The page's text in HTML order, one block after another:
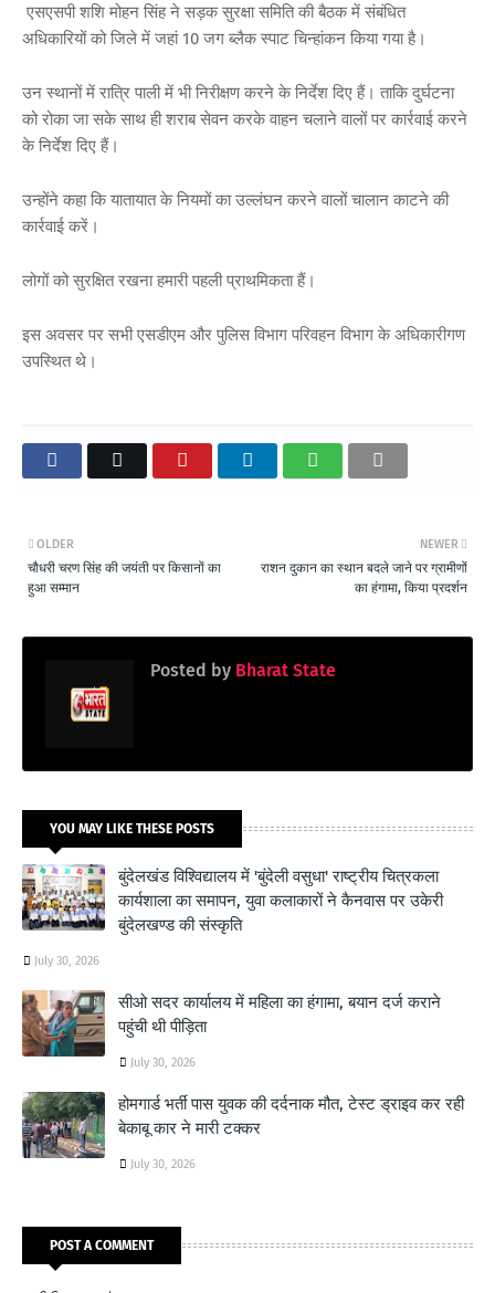
एसएसपी शशि मोहन सिंह ने सड़क सुरक्षा समिति की बैठक में संबंधित
अधिकारियों को जिले में जहां 10 जग ब्लैक स्पाट चिन्हांकन किया गया है।
उन स्थानों में रात्रि पाली में भी निरीक्षण करने के निर्देश दिए हैं। ताकि दुर्घटना
को रोका जा सके साथ ही शराब सेवन करके वाहन चलाने वालों पर कार्रवाई करने
के निर्देश दिए हैं।
उन्होंने कहा कि यातायात के नियमों का उल्लंघन करने वालों चालान काटने की
कार्रवाई करें।
लोगों को सुरक्षित रखना हमारी पहली प्राथमिकता हैं।
इस अवसर पर सभी एसडीएम और पुलिस विभाग परिवहन विभाग के अधिकारीगण
उपस्थित थे।
NEWER
राशन दुकान का स्थान बदले जाने पर ग्रामीणों
का हंगामा, किया प्रदर्शन
OLDER
चौधरी चरण सिंह की जयंती पर किसानों का
हुआ सम्मान
Posted by Bharat State
YOU MAY LIKE THESE POSTS
बुंदेलखंड विश्विद्यालय में 'बुंदेली वसुधा' राष्ट्रीय चित्रकला
कार्यशाला का समापन, युवा कलाकारों ने कैनवास पर उकेरी
बुंदेलखण्ड की संस्कृति
July 30, 2026
सीओ सदर कार्यालय में महिला का हंगामा, बयान दर्ज कराने
पहुंची थी पीड़िता
July 30, 2026
होमगार्ड भर्ती पास युवक की दर्दनाक मौत, टेस्ट ड्राइव कर रही
बेकाबू कार ने मारी टक्कर
July 30, 2026
POST A COMMENT